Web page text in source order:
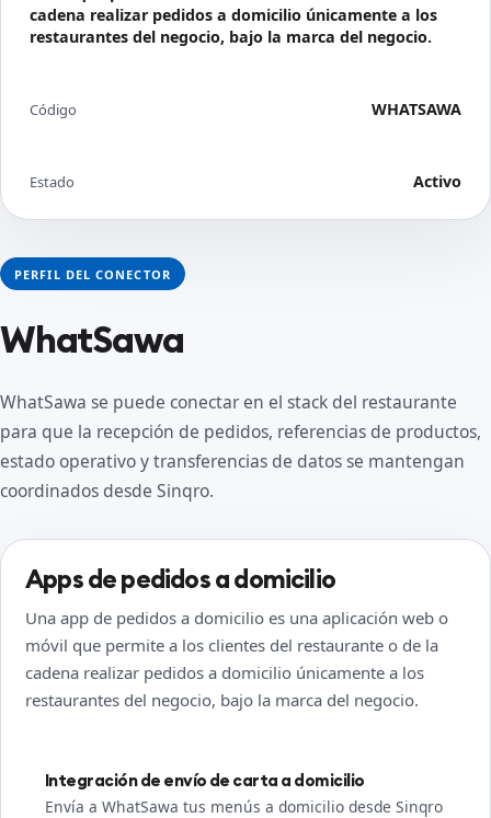
PERFIL DEL CONECTOR
WhatSawa
WhatSawa se puede conectar en el stack del restaurante
para que la recepción de pedidos, referencias de productos,
estado operativo y transferencias de datos se mantengan
coordinados desde Sinqro.
Apps de pedidos a domicilio
Una app de pedidos a domicilio es una aplicación web o
móvil que permite a los clientes del restaurante o de la
cadena realizar pedidos a domicilio únicamente a los
restaurantes del negocio, bajo la marca del negocio.
Integración de envío de carta a domicilio
Envía a WhatSawa tus menús a domicilio desde Sinqro
cadena realizar pedidos a domicilio únicamente a los
restaurantes del negocio, bajo la marca del negocio.
Código WHATSAWA
Estado Activo